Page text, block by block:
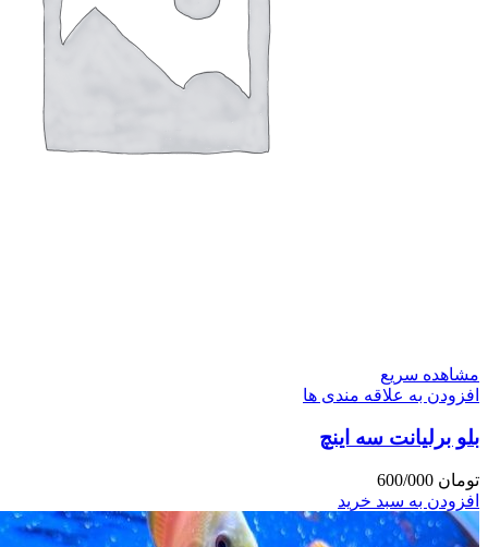
مشاهده سریع
افزودن به علاقه مندی ها
بلو برلیانت سه اینچ
تومان
افزودن به سبد خرید